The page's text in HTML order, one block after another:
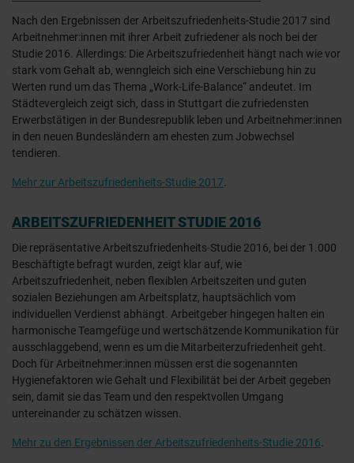
Nach den Ergebnissen der Arbeitszufriedenheits-Studie 2017 sind
Arbeitnehmer:innen mit ihrer Arbeit zufriedener als noch bei der
Studie 2016. Allerdings: Die Arbeitszufriedenheit hängt nach wie vor
stark vom Gehalt ab, wenngleich sich eine Verschiebung hin zu
Werten rund um das Thema „Work-Life-Balance“ andeutet. Im
Städtevergleich zeigt sich, dass in Stuttgart die zufriedensten
Erwerbstätigen in der Bundesrepublik leben und Arbeitnehmer:innen
in den neuen Bundesländern am ehesten zum Jobwechsel
tendieren.
Mehr zur Arbeitszufriedenheits-Studie 2017.
ARBEITSZUFRIEDENHEIT STUDIE 2016
Die repräsentative Arbeitszufriedenheits-Studie 2016, bei der 1.000
Beschäftigte befragt wurden, zeigt klar auf, wie
Arbeitszufriedenheit, neben flexiblen Arbeitszeiten und guten
sozialen Beziehungen am Arbeitsplatz, hauptsächlich vom
individuellen Verdienst abhängt. Arbeitgeber hingegen halten ein
harmonische Teamgefüge und wertschätzende Kommunikation für
ausschlaggebend, wenn es um die Mitarbeiterzufriedenheit geht.
Doch für Arbeitnehmer:innen müssen erst die sogenannten
Hygienefaktoren wie Gehalt und Flexibilität bei der Arbeit gegeben
sein, damit sie das Team und den respektvollen Umgang
untereinander zu schätzen wissen.
Mehr zu den Ergebnissen der Arbeitszufriedenheits-Studie 2016.